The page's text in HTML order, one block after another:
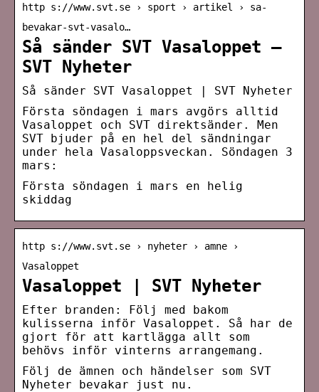
http s://www.svt.se › sport › artikel › sa-
bevakar-svt-vasalo…
Så sänder SVT Vasaloppet –
SVT Nyheter
Så sänder SVT Vasaloppet | SVT Nyheter
Första söndagen i mars avgörs alltid
Vasaloppet och SVT direktsänder. Men
SVT bjuder på en hel del sändningar
under hela Vasaloppsveckan. Söndagen 3
mars:
Första söndagen i mars en helig
skiddag
http s://www.svt.se › nyheter › amne ›
Vasaloppet
Vasaloppet | SVT Nyheter
Efter branden: Följ med bakom
kulisserna inför Vasaloppet. Så har de
gjort för att kartlägga allt som
behövs inför vinterns arrangemang.
Följ de ämnen och händelser som SVT
Nyheter bevakar just nu.